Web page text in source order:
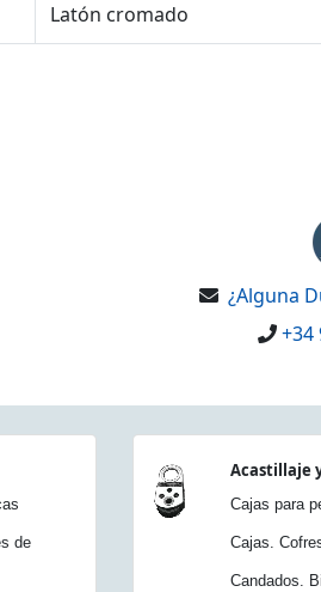
Latón cromado
¿Alguna
+34
de
Acastillaje
Cajas para
Cajas.
Candados.